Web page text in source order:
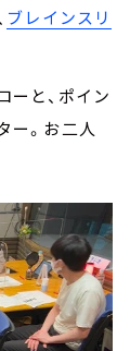
ブレインスリ
と、ポイン
ー。お二人